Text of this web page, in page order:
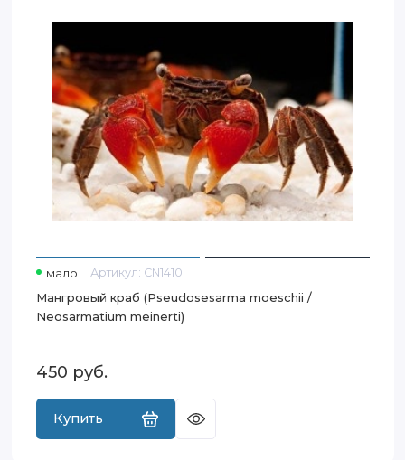
moeschii
meinerti)
мало Артикул: CN1410
Мангровый краб (Pseudosesarma moeschii /
Neosarmatium meinerti)
450 руб.
Купить